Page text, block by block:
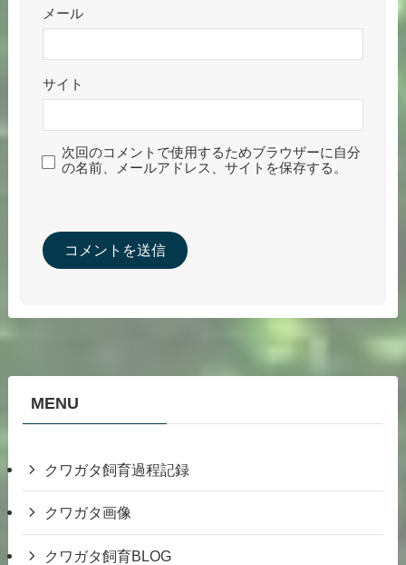
メール
サイト
次回のコメントで使用するためブラウザーに自分
の名前、メールアドレス、サイトを保存する。
MENU
クワガタ飼育過程記録
クワガタ画像
クワガタ飼育BLOG